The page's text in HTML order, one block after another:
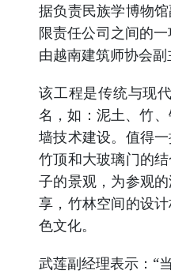
据负责民族学博物
限责任公司之间的
由越南建筑师协会副
该工程是传统与现
名，如：泥土、竹
墙技术建设。值得
竹顶和大玻璃门的
子的景观，为参观
享，竹林空间的设
色文化。
武莲副经理表示：“